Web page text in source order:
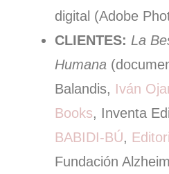
digital (Adobe
CLIENTES: La
Humana
Balandis, Iván
Books, Inventa
BABIDI-BÚ,
Fundación